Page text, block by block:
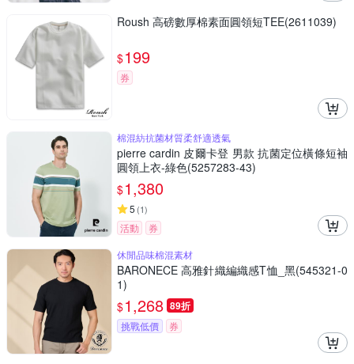
Roush 高磅數厚棉素面圓領短TEE(2611039)
$199
券
棉混紡抗菌材質柔舒適透氣
pierre cardin 皮爾卡登 男款 抗菌定位橫條短袖
圓領上衣-綠色(5257283-43)
$1,380
5 (1)
活動
券
休閒品味棉混素材
BARONECE 高雅針織編織感T恤_黑(545321-0
1)
$1,268 89折
挑戰低價 券